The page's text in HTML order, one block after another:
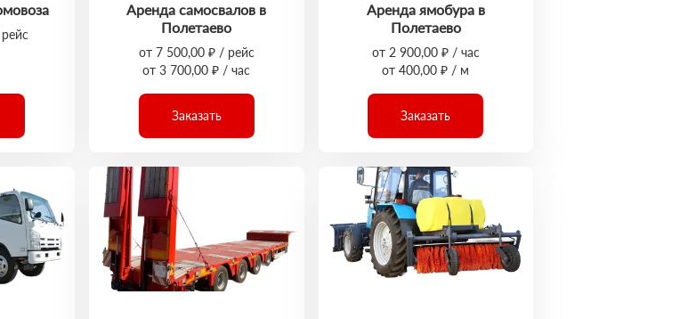
Аренда самосвалов в
Полетаево
от 7 500,00 ₽ / рейс
от 3 700,00 ₽ / час
Заказать
Аренда ямобура в
Полетаево
от 2 900,00 ₽ / час
от 400,00 ₽ / м
Заказать